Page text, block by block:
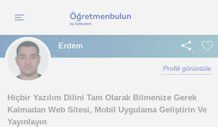
Erdem
Profili görüntüle
Hiçbir Yazılım Dilini Tam Olarak Bilmenize Gerek
Kalmadan Web Sitesi, Mobil Uygulama Geliştirin Ve
Yayınlayın